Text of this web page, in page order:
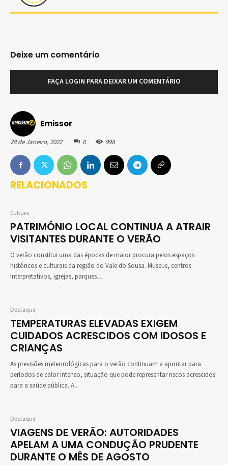
Emissor
28 de Janeiro, 2022 0 998
RELACIONADOS
Cultura
PATRIMÓNIO LOCAL CONTINUA A ATRAIR
VISITANTES DURANTE O VERÃO
O verão constitui uma das épocas de maior procura pelos espaços
históricos e culturais da região do Vale do Sousa. Museus, centros
interpretativos, igrejas, parques...
Destaque
TEMPERATURAS ELEVADAS EXIGEM
CUIDADOS ACRESCIDOS COM IDOSOS E
CRIANÇAS
As previsões meteorológicas para o verão continuam a apontar para
períodos de calor intenso, situação que pode representar riscos acrescidos
para a saúde pública. A...
Destaque
VIAGENS DE VERÃO: AUTORIDADES
APELAM A UMA CONDUÇÃO PRUDENTE
DURANTE O MÊS DE AGOSTO
Deixe um comentário
FAÇA LOGIN PARA DEIXAR UM COMENTÁRIO